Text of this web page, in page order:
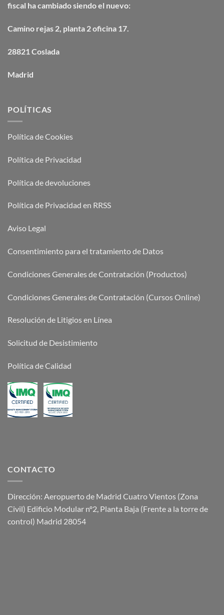
fiscal ha cambiado siendo el nuevo:
Camino rejas 2, planta 2 oficina 17.
28821 Coslada
Madrid
POLÍTICAS
Política de Cookies
Política de Privacidad
Política de devoluciones
Política de Privacidad en RRSS
Aviso Legal
Consentimiento para el tratamiento de Datos
Condiciones Generales de Contratación (Productos)
Condiciones Generales de Contratación (Cursos Online)
Resolución de Litigios en Línea
Solicitud de Desistimiento
Política de Calidad
CONTACTO
Dirección: Aeropuerto de Madrid Cuatro Vientos (Zona
Civil) Edificio Modular nº2, Planta Baja (Frente a la torre de
control) Madrid 28054